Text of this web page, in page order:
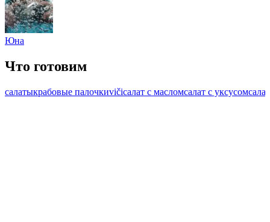
Юна
Что готовим
салатыкрабовые палочкиvičiсалат с масломсалат с уксусом